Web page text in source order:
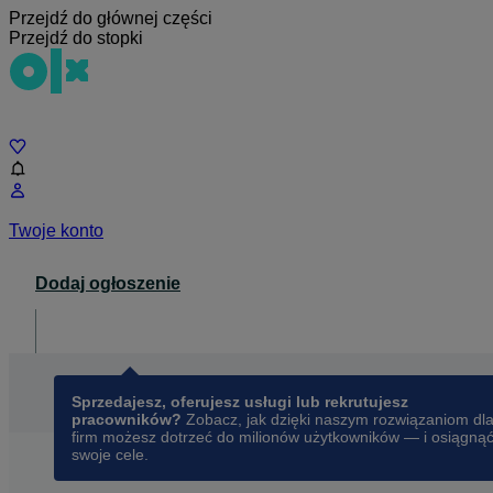
Przejdź do głównej części
Przejdź do stopki
Twoje konto
Dodaj ogłoszenie
Sprzedajesz, oferujesz usługi lub rekrutujesz
pracowników? Zobacz, jak dzięki naszym rozwiązaniom dla
firm możesz dotrzeć do milionów użytkowników — i osiągnąć
swoje cele.